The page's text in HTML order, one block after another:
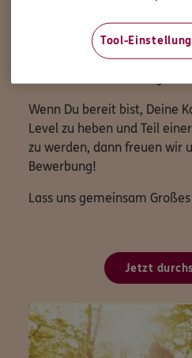
eigenen Entscheidungen
Arbeitsalltag flexibel zu
den Vorteilen, die eine
Wenn Du bereit bist, Deine
Level zu heben und Teil
zu werden, dann freuen wir
Bewerbung!
Lass uns gemeinsam
Jetzt
Tool-